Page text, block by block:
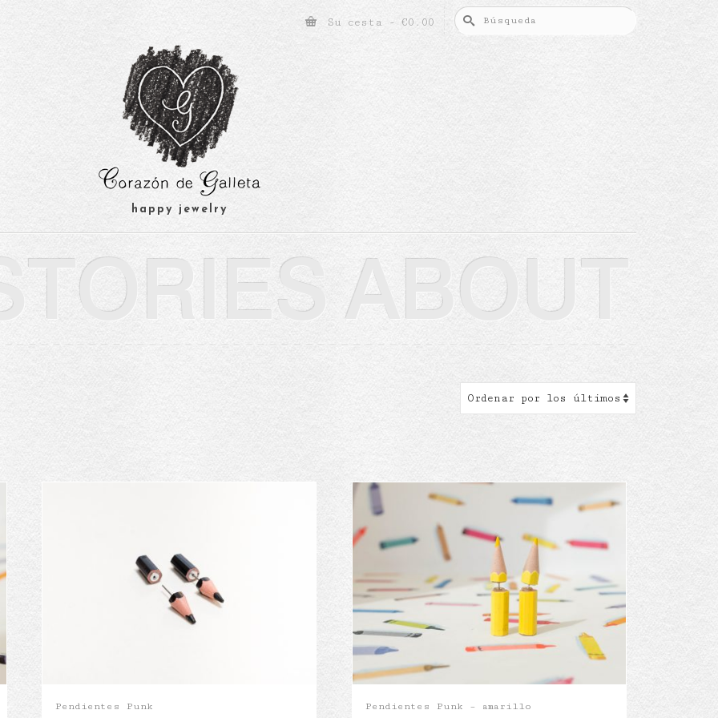
Buscar
por:
Su cesta - €0.00
happy jewelry
ABOUT
Pendientes Punk Pendientes Punk – amarillo